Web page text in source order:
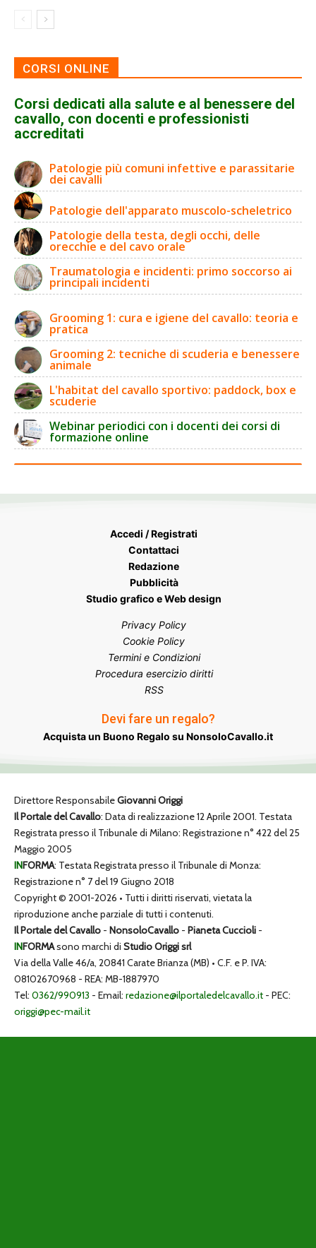
CORSI ONLINE
Corsi dedicati alla salute e al benessere del
cavallo, con docenti e professionisti
accreditati
Patologie più comuni infettive e parassitarie
dei cavalli
Patologie dell'apparato muscolo-scheletrico
Patologie della testa, degli occhi, delle
orecchie e del cavo orale
Traumatologia e incidenti: primo soccorso ai
principali incidenti
Grooming 1: cura e igiene del cavallo: teoria e
pratica
Grooming 2: tecniche di scuderia e benessere
animale
L'habitat del cavallo sportivo: paddock, box e
scuderie
Webinar periodici con i docenti dei corsi di
formazione online
Accedi / Registrati
Contattaci
Redazione
Pubblicità
Studio grafico e Web design
Privacy Policy
Cookie Policy
Termini e Condizioni
Procedura esercizio diritti
RSS
Devi fare un regalo?
Acquista un Buono Regalo su NonsoloCavallo.it
Direttore ResponsabileGiovanni Origgi
Il Portale del Cavallo: Data di realizzazione 12 Aprile 2001. Testata
Registrata presso il Tribunale di Milano: Registrazione n° 422 del 25
Maggio 2005
INFORMA: Testata Registrata presso il Tribunale di Monza:
Registrazione n° 7 del 19 Giugno 2018
Copyright © 2001-2026 • Tutti i diritti riservati, vietata la
riproduzione anche parziale di tutti i contenuti.
Il Portale del Cavallo - NonsoloCavallo - Pianeta Cuccioli -
INFORMAsono marchi di Studio Origgi srl
Via della Valle 46/a, 20841 Carate Brianza (MB) • C.F. e P. IVA:
08102670968 - REA: MB-1887970
Tel: 0362/990913 - Email: redazione@ilportaledelcavallo.it - PEC:
origgi@pec-mail.it